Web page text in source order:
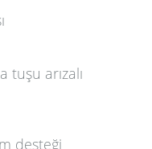
tuşu arızalı
desteği